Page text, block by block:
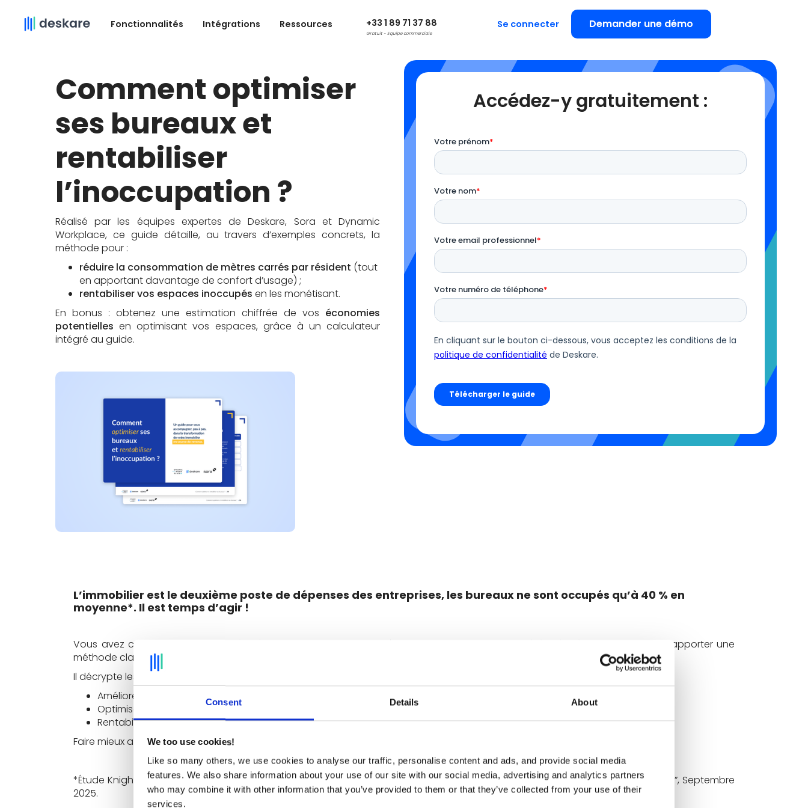
Consent Details About
We too use cookies!
Like so many others, we use cookies to analyse our traffic, personalise content and ads, and provide social media
features. We also share information about your use of our site with our social media, advertising and analytics partners
who may combine it with other information that you’ve provided to them or that they’ve collected from your use of their
services.
Fonctionnalités Intégrations Ressources +33 1 89 71 37 88
Gratuit - Equipe commerciale
Se connecter Demander une démo
Comment optimiser
ses bureaux et
rentabiliser
l’inoccupation ?
Réalisé par les équipes expertes de Deskare, Sora et Dynamic
Workplace, ce guide détaille, au travers d’exemples concrets, la
méthode pour :
réduire la consommation de mètres carrés par résident (tout
en apportant davantage de confort d’usage) ;
rentabiliser vos espaces inoccupés en les monétisant.
En bonus : obtenez une estimation chiffrée de vos économies
potentielles en optimisant vos espaces, grâce à un calculateur
intégré au guide.
Accédez-y gratuitement :
L’immobilier est le deuxième poste de dépenses des entreprises, les bureaux ne sont occupés qu’à 40 % en
moyenne*. Il est temps d’agir !
Vous avez conscience de cette réalité mais ne savez pas par où commencer ? Ce guide a été précisément conçu pour apporter une
méthode claire et actionnable.
Il décrypte les 3 étapes clés pour transformer vos bureaux inoccupés en source de revenus :
Améliorer la performance de votre bâtiment
Optimiser l’utilisation de vos espaces
Rentabiliser vos espaces inoccupés en les monétisant
Faire mieux avec moins, c’est possible !
*Étude Knight Frank, “Challenges, Télétravail, coworking… et si les bureaux mal occupés devenaient une nouvelle opportunité ?”, Septembre
2025.